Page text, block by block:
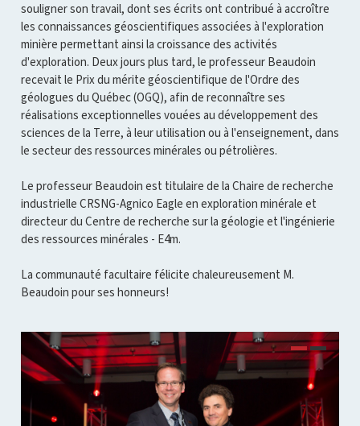
souligner son travail, dont ses écrits ont contribué à accroître
les connaissances géoscientifiques associées à l'exploration
minière permettant ainsi la croissance des activités
d'exploration. Deux jours plus tard, le professeur Beaudoin
recevait le Prix du mérite géoscientifique de l'Ordre des
géologues du Québec (OGQ), afin de reconnaître ses
réalisations exceptionnelles vouées au développement des
sciences de la Terre, à leur utilisation ou à l'enseignement, dans
le secteur des ressources minérales ou pétrolières.
Le professeur Beaudoin est titulaire de la Chaire de recherche
industrielle CRSNG-Agnico Eagle en exploration minérale et
directeur du Centre de recherche sur la géologie et l'ingénierie
des ressources minérales - E4m.
La communauté facultaire félicite chaleureusement M.
Beaudoin pour ses honneurs!